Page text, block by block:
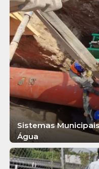
Sistemas
Água
SABER MAIS